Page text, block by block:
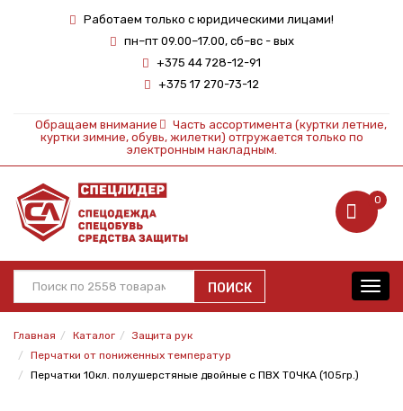
Работаем только с юридическими лицами!
пн–пт 09.00–17.00, сб–вс - вых
+375 44 728-12-91
+375 17 270-73-12
Обращаем внимание
Часть ассортимента (куртки летние,
куртки зимние, обувь, жилетки) отгружается только по
электронным накладным.
0
ПОИСК
Главная Каталог
Защита рук
Перчатки от пониженных температур
Перчатки 10кл. полушерстяные двойные с ПВХ ТОЧКА (105гр.)